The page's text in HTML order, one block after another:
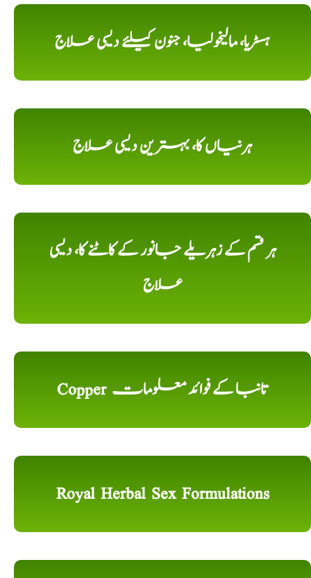
ہسٹریا، مالیخولیا، جنون کیلئے دیسی علاج
ہرنیاں کا، بہترین دیسی علاج
ہر قسم کے زہریلے جانور کے کاٹنے کا، دیسی
علاج
Copper تانبا کے فوائد معلومات
Royal Herbal Sex Formulations